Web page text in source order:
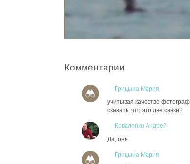
Комментарии
Грицына Мария
учитывая качество
сказать, что это две савки?
Коваленко Андрей
Да, они.
Грицына Мария